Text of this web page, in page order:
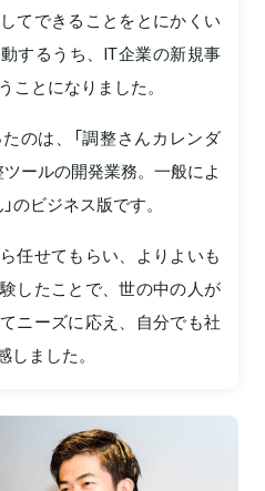
てできることをとにかくい
するうち、IT企業の新規事
ことになりました。
のは、「調整さんカレンダ
ールの開発業務。一般によ
のビジネス版です。
任せてもらい、よりよいも
したことで、世の中の人が
ニーズに応え、自分でも社
ました。